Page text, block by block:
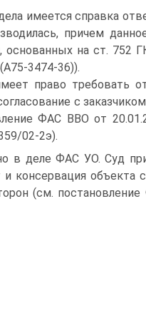
имеется справка
причем
основанных на ст. 752
3474-36)).
право требовать
с
ФАС ВВО от
02-2э).
в деле ФАС УО. Суд
консервация объекта
(см.